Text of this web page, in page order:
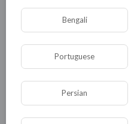
КАТЕГОРИИ
Общая Политика
Bengali
Portuguese
Persian